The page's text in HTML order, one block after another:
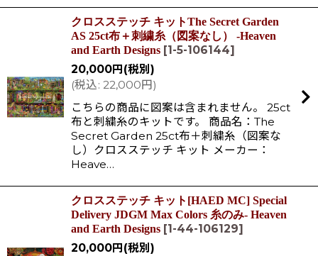
クロスステッチ キットThe Secret Garden
AS 25ct布＋刺繍糸（図案なし） -Heaven
and Earth Designs [1-5-106144]
20,000円 (税別)
(税込: 22,000円 )
こちらの商品に図案は含まれません。 25ct
布と刺繍糸のキットです。 商品名：The
Secret Garden 25ct布＋刺繍糸（図案な
し）クロスステッチ キット メーカー：
Heave…
クロスステッチ キット[HAED MC] Special
Delivery JDGM Max Colors 糸のみ- Heaven
and Earth Designs [1-44-106129]
20,000円 (税別)